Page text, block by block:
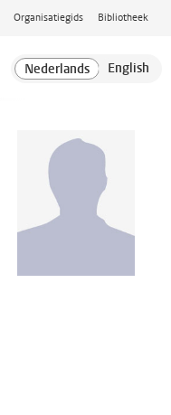
Organisatiegids Bibliotheek